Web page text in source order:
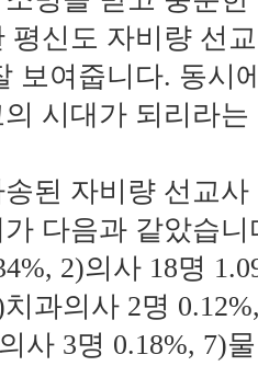
평신도 자비량 선
보여줍니다. 동시
시대가 되리라
된 자비량 선교사
다음과 같았습
2)의사 18명
치과의사 2명
사 3명 0.18%, 7)